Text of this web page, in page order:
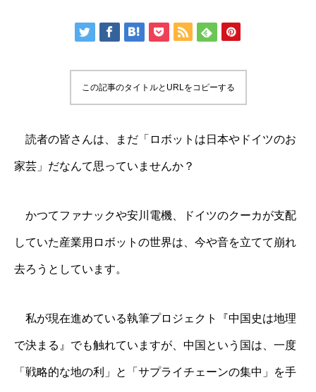
この記事のタイトルとURLをコピーする
読者の皆さんは、まだ「ロボットは日本やドイツのお
家芸」だなんて思っていませんか？
かつてファナックや安川電機、ドイツのクーカが支配
していた産業用ロボットの世界は、今や音を立てて崩れ
去ろうとしています。
私が現在進めている執筆プロジェクト『中国史は地理
で決まる』でも触れていますが、中国という国は、一度
「戦略的な地の利」と「サプライチェーンの集中」を手